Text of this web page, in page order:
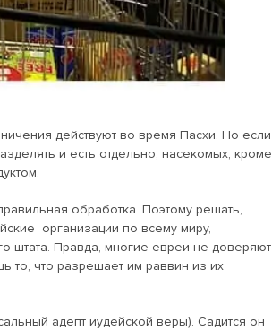
действуют во время Пасхи. Но если
и есть отдельно, насекомых, кроме
обработка. Поэтому решать,
организации по всему миру,
штата. Правда, многие евреи не доверяют
то, что разрешает им раввин из их
адепт иудейской веры). Садится он